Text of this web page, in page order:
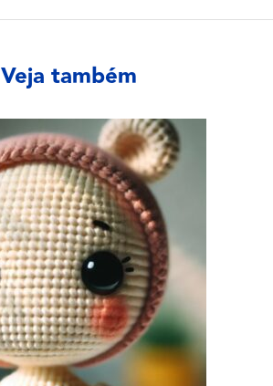
Veja também